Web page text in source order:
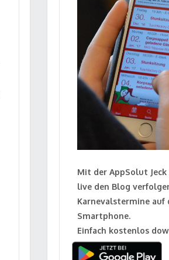
Mit der AppSolut
live den Blog
Karnevalstermine auf
Smartphone.
Einfach kostenlos